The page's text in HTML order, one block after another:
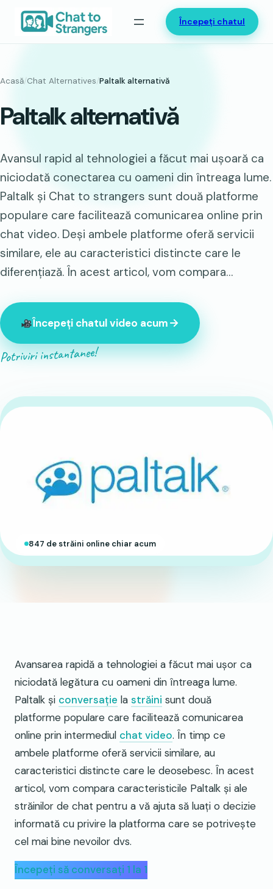
Începeți chatul
Acasă/Chat Alternatives/Paltalk alternativă
Paltalk alternativă
Avansul rapid al tehnologiei a făcut mai ușoară ca
niciodată conectarea cu oameni din întreaga lume.
Paltalk și Chat to strangers sunt două platforme
populare care facilitează comunicarea online prin
chat video. Deși ambele platforme oferă servicii
similare, ele au caracteristici distincte care le
diferențiază. În acest articol, vom compara…
Începeți chatul video acum
Potriviri instantanee!
847 de străini online chiar acum
Avansarea rapidă a tehnologiei a făcut mai ușor ca
niciodată legătura cu oameni din întreaga lume.
Paltalk și conversație la străini sunt două
platforme populare care facilitează comunicarea
online prin intermediul chat video. În timp ce
ambele platforme oferă servicii similare, au
caracteristici distincte care le deosebesc. În acest
articol, vom compara caracteristicile Paltalk și ale
străinilor de chat pentru a vă ajuta să luați o decizie
informată cu privire la platforma care se potrivește
cel mai bine nevoilor dvs.
Începeți să conversați 1 la 1